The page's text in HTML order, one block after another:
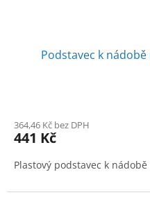
Podstavec k
364,46 Kč bez DPH
441 Kč
Plastový podstavec k